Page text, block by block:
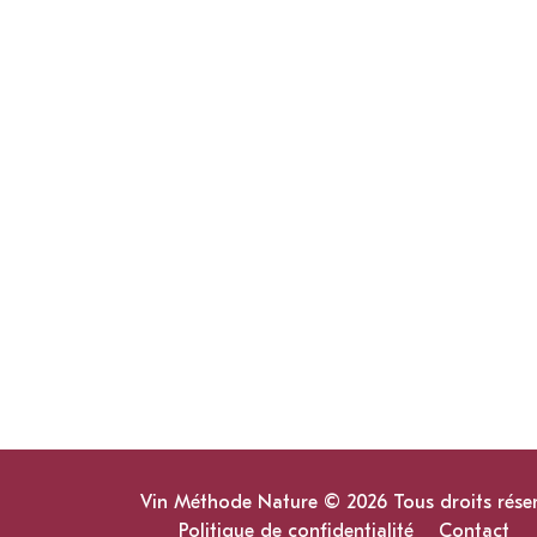
Vin Méthode Nature © 2026 Tous droits
Politique de confidentialité
Contact